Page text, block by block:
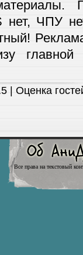
нет, ЧПУ
| Оценка
Все права на текстовый